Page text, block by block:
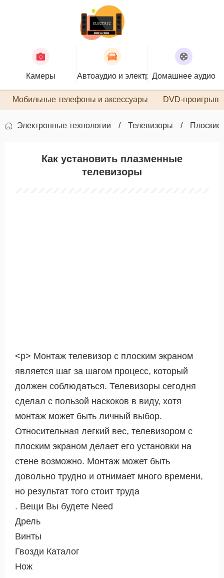
Камеры Автоаудио и электроникаДомашнее аудио
Мобильные телефоны и аксессуары DVD-
Электронные технологии Телевизоры Плоские
Как установить плазменные
телевизоры
<р> Монтаж телевизор с плоским экраном
является шаг за шагом процесс, который
должен соблюдаться. Телевизоры сегодня
сделал с пользой наскоков в виду, хотя
монтаж может быть личный выбор.
Относительная легкий вес, телевизором с
плоским экраном делает его установки на
стене возможно. Монтаж может быть
довольно трудно и отнимает много времени,
но результат того стоит труда
. Вещи Вы будете Need
Дрель
Винты
Гвозди Каталог
Нож